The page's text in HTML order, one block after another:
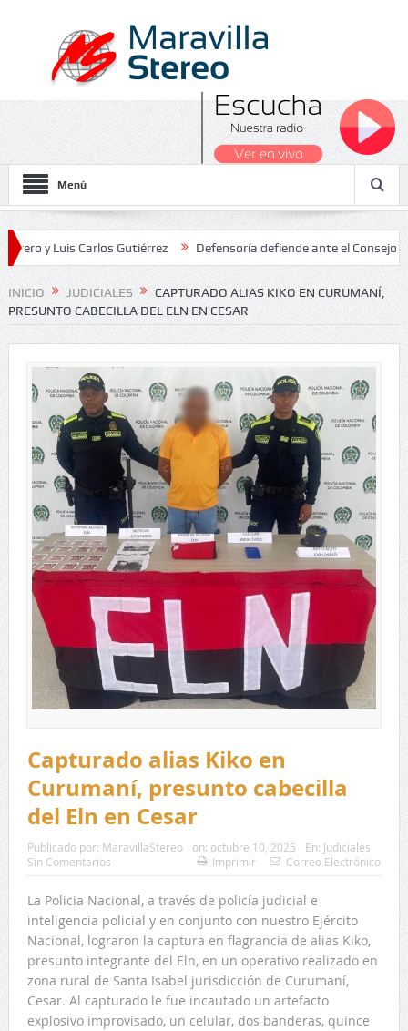
Menú
Carlos Gutiérrez Defensoría defiende ante el Consejo de
2026
INICIO JUDICIALES
CAPTURADO ALIAS KIKO EN CURUMANÍ,
PRESUNTO CABECILLA DEL ELN EN CESAR
Capturado alias Kiko en
Curumaní, presunto cabecilla
del Eln en Cesar
Publicado por: MaravillaStereo on: octubre 10, 2025 En: Judiciales
Sin Comentarios
Imprimir Correo Electrónico
La Policia Nacional, a través de policía judicial e
inteligencia policial y en conjunto con nuestro Ejército
Nacional, lograron la captura en flagrancia de alias Kiko,
presunto integrante del Eln, en un operativo realizado en
zona rural de Santa Isabel jurisdicción de Curumaní,
Cesar. Al capturado le fue incautado un artefacto
explosivo improvisado, un celular, dos banderas, quince